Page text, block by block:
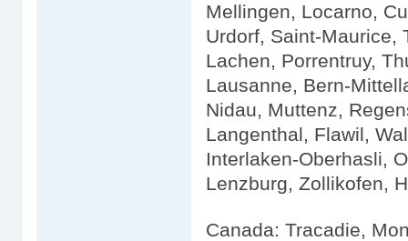
Mellingen, Locarno,
Urdorf, Saint-Maurice,
Lachen, Porrentruy,
Lausanne, Bern-
Nidau, Muttenz,
Langenthal, Flawil,
Interlaken-Oberhasli,
Lenzburg, Zollikofen,
Canada: Tracadie,